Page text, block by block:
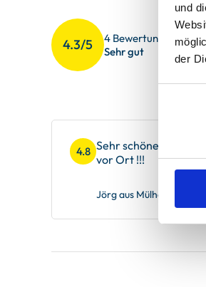
und
der
4.3/5
4 Bewertungen
Sehr gut
4.8 Sehr schöne
vor Ort !!!
Jörg aus Mülheim,